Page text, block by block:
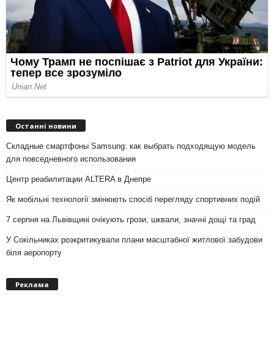
Останні новини
Складные смартфоны Samsung: как выбрать подходящую модель
для повседневного использования
Центр реабилитации ALTERA в Днепре
Як мобільні технології змінюють спосіб перегляду спортивних подій
7 серпня на Львівщині очікують грози, шквали, значні дощі та град
У Сокільниках розкритикували плани масштабної житлової забудови
біля аеропорту
Реклама